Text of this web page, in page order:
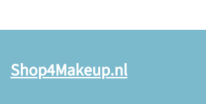
Shop4Makeup.nl